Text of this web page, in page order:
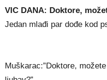
VIC DANA: Doktore,
Jedan mlađi par dođe kod
Muškarac:”Doktore,